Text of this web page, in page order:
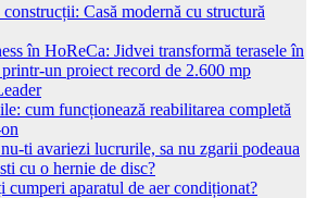
Casă modernă cu structură
în HoReCa: Jidvei transformă terasele în
printr-un proiect record de 2.600 mp
cum funcționează reabilitarea completă
ti avariezi lucrurile, sa nu zgarii podeaua
cu o hernie de disc?
cumperi aparatul de aer condiționat?